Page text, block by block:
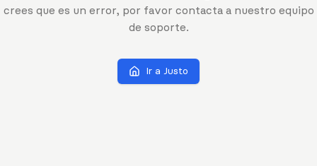
crees que es un error, por favor contacta a nuestro equipo
de soporte.
Ir a Justo